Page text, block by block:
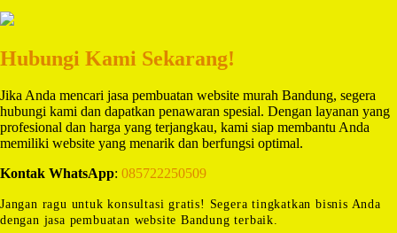
Hubungi Kami Sekarang!
Jika Anda mencari jasa pembuatan website murah Bandung, segera
hubungi kami dan dapatkan penawaran spesial. Dengan layanan yang
profesional dan harga yang terjangkau, kami siap membantu Anda
memiliki website yang menarik dan berfungsi optimal.
Kontak WhatsApp: 085722250509
Jangan ragu untuk konsultasi gratis! Segera tingkatkan bisnis Anda
dengan jasa pembuatan website Bandung terbaik.